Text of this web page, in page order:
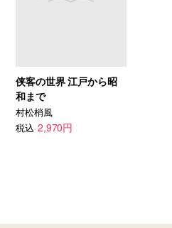
侠客の世界 江戸から昭
和まで
村松梢風
税込 2,970円